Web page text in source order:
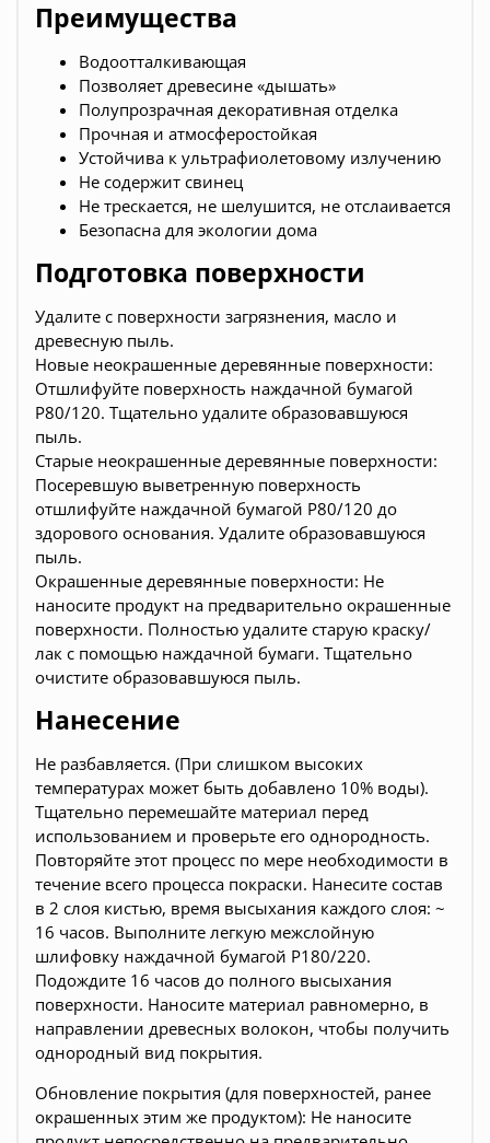
Преимущества
Водоотталкивающая
Позволяет древесине «дышать»
Полупрозрачная декоративная отделка
Прочная и атмосферостойкая
Устойчива к ультрафиолетовому излучению
Не содержит свинец
Не трескается, не шелушится, не отслаивается
Безопасна для экологии дома
Подготовка поверхности
Удалите с поверхности загрязнения, масло и
древесную пыль.
Новые неокрашенные деревянные поверхности:
Отшлифуйте поверхность наждачной бумагой
Р80/120. Тщательно удалите образовавшуюся
пыль.
Старые неокрашенные деревянные поверхности:
Посеревшую выветренную поверхность
отшлифуйте наждачной бумагой Р80/120 до
здорового основания. Удалите образовавшуюся
пыль.
Окрашенные деревянные поверхности: Не
наносите продукт на предварительно окрашенные
поверхности. Полностью удалите старую краску/
лак с помощью наждачной бумаги. Тщательно
очистите образовавшуюся пыль.
Нанесение
Не разбавляется. (При слишком высоких
температурах может быть добавлено 10% воды).
Тщательно перемешайте материал перед
использованием и проверьте его однородность.
Повторяйте этот процесс по мере необходимости в
течение всего процесса покраски. Нанесите состав
в 2 слоя кистью, время высыхания каждого слоя: ~
16 часов. Выполните легкую межслойную
шлифовку наждачной бумагой Р180/220.
Подождите 16 часов до полного высыхания
поверхности. Наносите материал равномерно, в
направлении древесных волокон, чтобы получить
однородный вид покрытия.
Обновление покрытия (для поверхностей, ранее
окрашенных этим же продуктом): Не наносите